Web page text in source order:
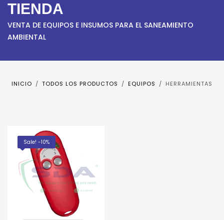
TIENDA
VENTA DE EQUIPOS E INSUMOS PARA EL SANEAMIENTO
AMBIENTAL
INICIO TODOS LOS PRODUCTOS EQUIPOS HERRAMIENTAS
Sale! -10%